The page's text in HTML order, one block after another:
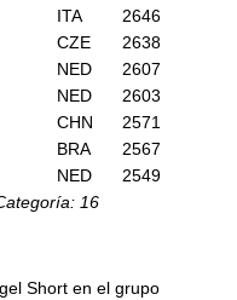
ITA
2646
CZE
2638
NED
2607
NED
2603
CHN
2571
BRA
2567
NED
2549
16
Short en el grupo